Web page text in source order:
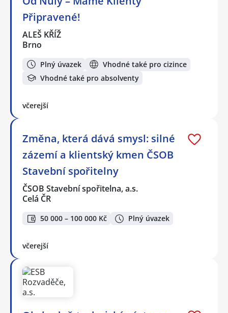
Připravené!
ALEŠ KŘÍŽ
Brno
Plný úvazek
Vhodné také pro cizince
Vhodné také pro absolventy
včerejší
Změna, která dává smysl: silné
zázemí a klientský kmen ČSOB
Stavební spořitelny
ČSOB Stavební spořitelna, a.s.
Celá ČR
50 000 – 100 000 Kč Plný úvazek
včerejší